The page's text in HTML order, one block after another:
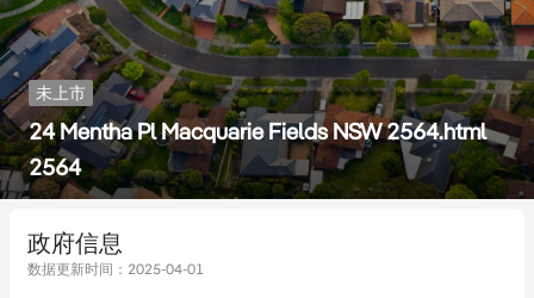
未上市
24 Mentha Pl Macquarie Fields NSW 2564.html
2564
政府信息
数据更新时间： 2025-04-01